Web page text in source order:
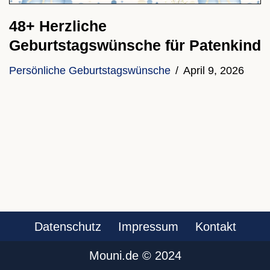
48+ Herzliche
Geburtstagswünsche für Patenkind
Persönliche Geburtstagswünsche April 9, 2026
Datenschutz Impressum Kontakt
Mouni.de ©️ 2024